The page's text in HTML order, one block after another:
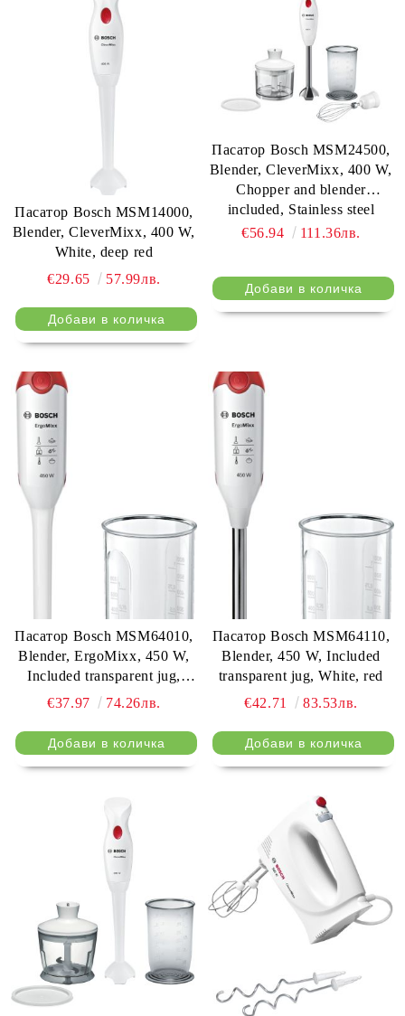
Пасатор Bosch MSM14000,
Blender, CleverMixx, 400 W,
White, deep red
€29.65
57.99лв.
Пасатор Bosch MSM24500,
Blender, CleverMixx, 400 W,
Chopper and blender
included, Stainless steel
whisk, mixing/measuring cup,
€56.94 111.36лв.
Пасатор Bosch MSM64010,
Blender, ErgoMixx, 450 W,
Included transparent jug,
White, red
€37.97 74.26лв.
Пасатор Bosch MSM64110,
Blender, 450 W, Included
transparent jug, White, red
€42.71
83.53лв.